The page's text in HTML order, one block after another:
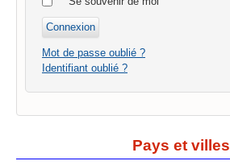
Mot de passe oublié ?
Identifiant oublié ?
Pays et villes